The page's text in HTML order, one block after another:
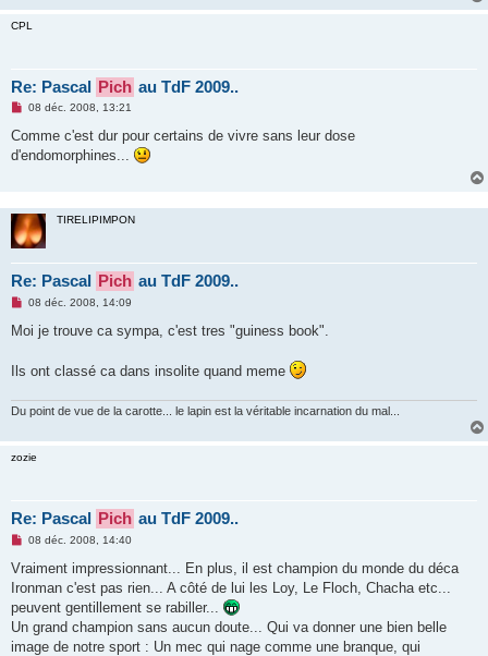
CPL
Re: Pascal Pich au TdF 2009..
M
s
a
o
n
l
u
08 déc. 2008, 13:21
Comme c'est dur pour certains de vivre sans leur dose
d'endomorphines...
TIRELIPIMPON
Re: Pascal Pich au TdF 2009..
M
s
g
e
n
u
08 déc. 2008, 14:09
Moi je trouve ca sympa, c'est tres "guiness book".
Ils ont classé ca dans insolite quand meme
Du point de vue de la carotte... le lapin est la véritable incarnation du mal...
zozie
Re: Pascal Pich au TdF 2009..
M
s
a
g
n
o
08 déc. 2008, 14:40
Vraiment impressionnant... En plus, il est champion du monde du déca
Ironman c'est pas rien... A côté de lui les Loy, Le Floch, Chacha etc...
peuvent gentillement se rabiller...
Un grand champion sans aucun doute... Qui va donner une bien belle
image de notre sport : Un mec qui nage comme une branque, qui